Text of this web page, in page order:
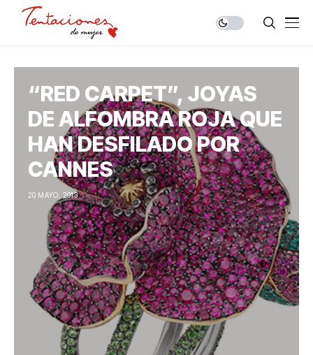
“RED CARPET”, JOYAS
DE ALFOMBRA ROJA QUE
HAN DESFILADO POR
CANNES
20 MAYO, 2013